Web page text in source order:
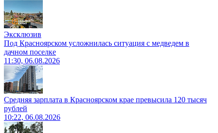
Эксклюзив
Под Красноярском усложнилась ситуация с медведем в
дачном поселке
11:30, 06.08.2026
Средняя зарплата в Красноярском крае превысила 120 тысяч
рублей
10:22, 06.08.2026